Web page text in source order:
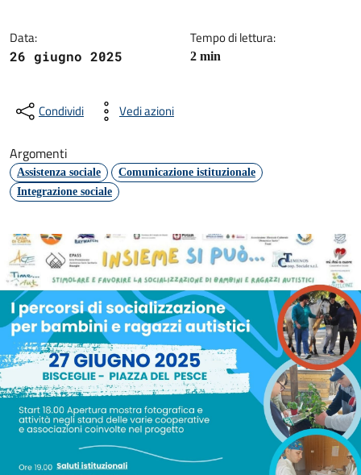
Data:
26 giugno 2025
Tempo di lettura:
2 min
Condividi Vedi azioni
Argomenti
Assistenza sociale
Comunicazione istituzionale
Integrazione sociale